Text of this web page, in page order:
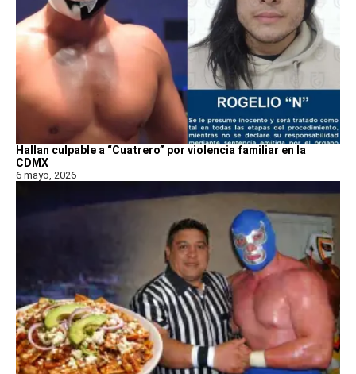
Hallan culpable a “Cuatrero” por violencia familiar en la
CDMX
6 mayo, 2026